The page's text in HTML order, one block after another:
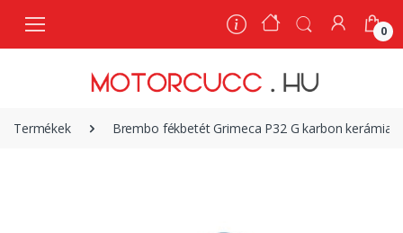
0
Termékek Brembo fékbetét Grimeca P32 G karbon kerámia
0